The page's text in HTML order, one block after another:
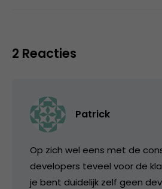
2 Reacties
Patrick
Op zich wel eens met de
developers teveel voor de
je bent duidelijk zelf geen